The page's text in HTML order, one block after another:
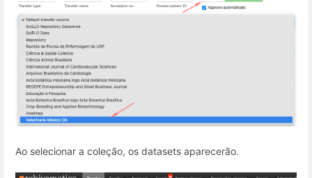
Ao selecionar a coleção, os datasets aparecerão.